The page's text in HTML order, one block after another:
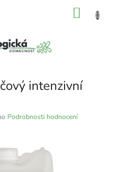
intenzivní
Podrobnosti hodnocení